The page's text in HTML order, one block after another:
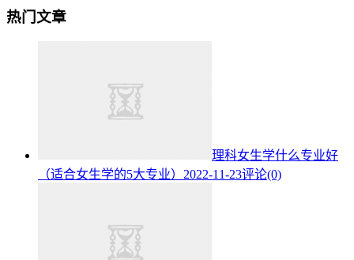
热门文章
理科女生学什么专业好
（适合女生学的5大专业） 2022-11-23评论(0)